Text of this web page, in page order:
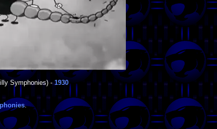
Symphonies) -1930
.